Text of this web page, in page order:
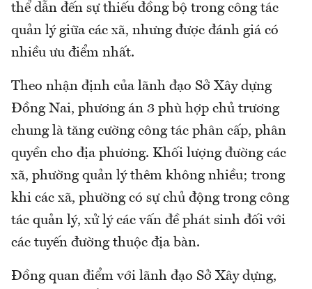
thể dẫn đến sự thiếu đồng bộ trong công tác
quản lý giữa các xã, nhưng được đánh giá có
nhiều ưu điểm nhất.
Theo nhận định của lãnh đạo Sở Xây dựng
Đồng Nai, phương án 3 phù hợp chủ trương
chung là tăng cường công tác phân cấp, phân
quyền cho địa phương. Khối lượng đường các
xã, phường quản lý thêm không nhiều; trong
khi các xã, phường có sự chủ động trong công
tác quản lý, xử lý các vấn đề phát sinh đối với
các tuyến đường thuộc địa bàn.
Đồng quan điểm với lãnh đạo Sở Xây dựng,